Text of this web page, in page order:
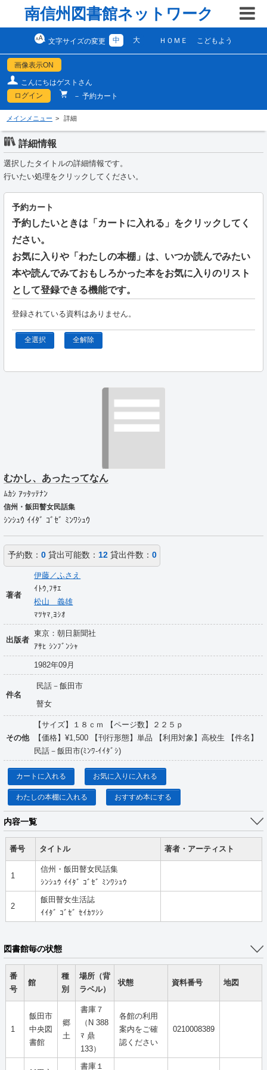
南信州図書館ネットワーク
文字サイズの変更 中 大 ＨＯＭＥ こどもよう
画像表示ON
こんにちはゲストさん
ログイン
－ 予約カート
メインメニュー 詳細
詳細情報
選択したタイトルの詳細情報です。
行いたい処理をクリックしてください。
予約カート
予約したいときは「カートに入れる」をクリックしてく
ださい。
お気に入りや「わたしの本棚」は、いつか読んでみたい
本や読んでみておもしろかった本をお気に入りのリスト
として登録できる機能です。
登録されている資料はありません。
全選択 全解除
むかし、あったってなん
ﾑｶｼ ｱｯﾀｯﾃﾅﾝ
信州・飯田瞽女民話集
ｼﾝｼｭｳ ｲｲﾀﾞ ｺﾞｾﾞ ﾐﾝﾜｼｭｳ
予約数： 0貸出可能数： 12貸出件数： 0
著者
伊藤／ふさえ
ｲﾄｳ,ﾌｻｴ
松山 義雄
ﾏﾂﾔﾏ,ﾖｼｵ
出版者
東京：朝日新聞社
ｱｻﾋ ｼﾝﾌﾞﾝｼｬ
1982年09月
件名
民話－飯田市
瞽女
その他
【サイズ】１８ｃｍ 【ページ数】２２５ｐ
【価格】¥1,500 【刊行形態】単品 【利用対象】高校生 【件名】
民話－飯田市(ﾐﾝﾜ-ｲｲﾀﾞｼ)
カートに入れる お気に入りに入れる
わたしの本棚に入れる おすすめ本にする
内容一覧
番号 タイトル 著者・アーティスト
1
信州・飯田瞽女民話集
ｼﾝｼｭｳ ｲｲﾀﾞ ｺﾞｾﾞ ﾐﾝﾜｼｭｳ
2
飯田瞽女生活誌
ｲｲﾀﾞ ｺﾞｾﾞ ｾｲｶﾂｼｼ
図書館毎の状態
番
号
館
種
別
場所（背
ラベル）
状態 資料番号 地図
1
飯田市
中央図
書館
郷
土
書庫７
（N 388
ﾏ 鼎
133）
各館の利用
案内をご確
認ください
0210008389
書庫１